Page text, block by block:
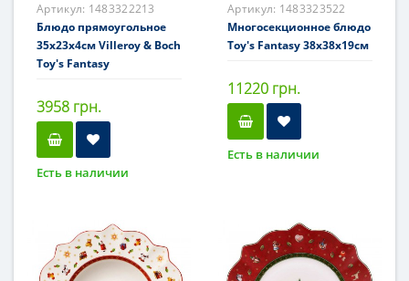
Артикул: 1483322213
Блюдо прямоугольное
35х23х4см Villeroy & Boch
Toy's Fantasy
3958 грн.
Есть в наличии
Артикул: 1483323522
Многосекционное блюдо
Toy's Fantasy 38x38x19см
11220 грн.
Есть в наличии